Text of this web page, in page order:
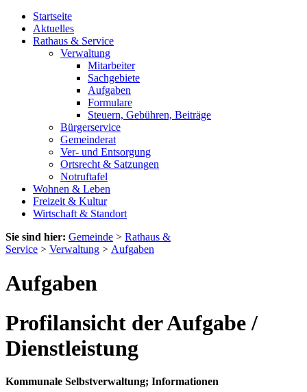
Startseite
Aktuelles
Rathaus & Service
Verwaltung
Mitarbeiter
Sachgebiete
Aufgaben
Formulare
Steuern, Gebühren, Beiträge
Bürgerservice
Gemeinderat
Ver- und Entsorgung
Ortsrecht & Satzungen
Notruftafel
Wohnen & Leben
Freizeit & Kultur
Wirtschaft & Standort
Sie sind hier: Gemeinde > Rathaus &
Service > Verwaltung > Aufgaben
Aufgaben
Profilansicht der Aufgabe /
Dienstleistung
Kommunale Selbstverwaltung; Informationen